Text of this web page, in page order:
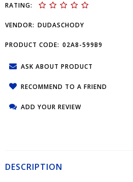
RATING:
VENDOR: DUDASCHODY
PRODUCT CODE: 02A8-599B9
ASK ABOUT PRODUCT
RECOMMEND TO A FRIEND
ADD YOUR REVIEW
DESCRIPTION